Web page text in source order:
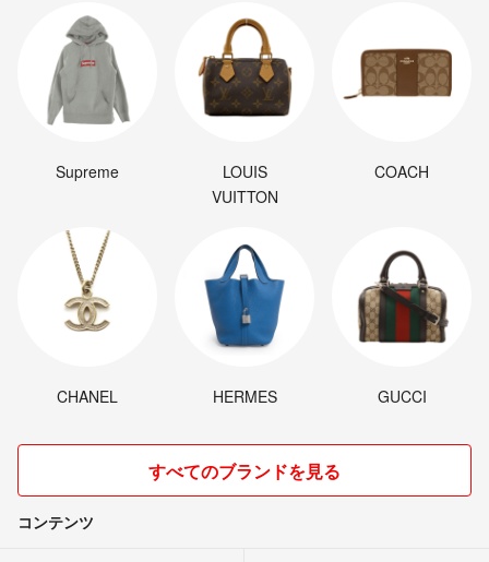
Supreme
LOUIS
VUITTON
COACH
CHANEL HERMES GUCCI
すべてのブランドを見る
コンテンツ